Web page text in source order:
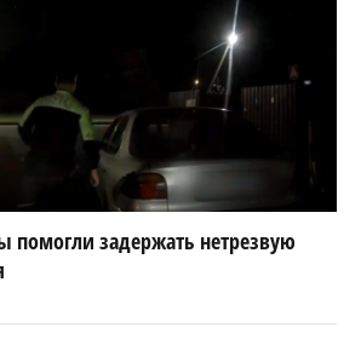
помогли задержать нетрезвую